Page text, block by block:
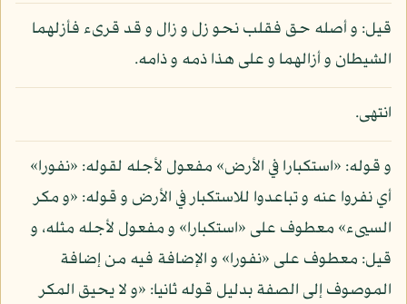
قيل: و أصله حق فقلب نحو زل و زال و قد قرىء فأزلهما
الشيطان و أزالهما و على هذا ذمه و ذامه.
انتهى.
و قوله: «استكبارا في الأرض» مفعول لأجله لقوله: «نفورا»
أي نفروا عنه و تباعدوا للاستكبار في الأرض و قوله: «و مكر
السيىء» معطوف على «استكبارا» و مفعول لأجله مثله، و
قيل: معطوف على «نفورا» و الإضافة فيه من إضافة
الموصوف إلى الصفة بدليل قوله ثانيا: «و لا يحيق المكر